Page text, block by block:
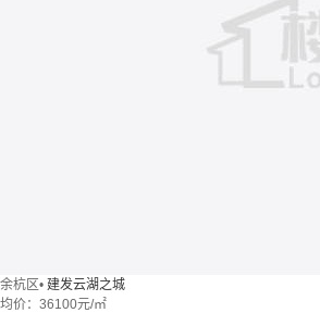
余杭区• 建发云湖之城
均价： 36100元/㎡